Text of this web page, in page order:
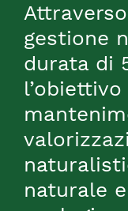
gestione
durata di
naturale